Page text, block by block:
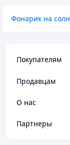
Фонарик на
Покупателям
Продавцам
О нас
Партнеры